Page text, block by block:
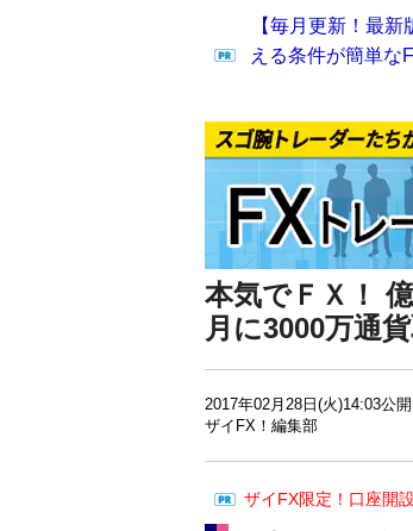
【毎月更新！最
える条件が簡単な
本気でＦＸ！
月に3000万通
2017年02月28日(火)14:03公
ザイFX！編集部
ザイFX限定！口座開